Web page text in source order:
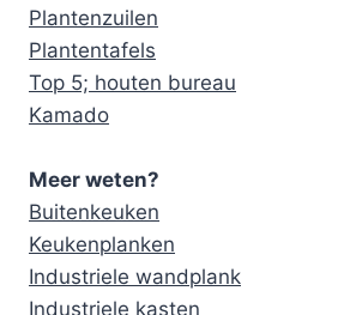
Plantenzuilen
Plantentafels
Top 5; houten bureau
Kamado
Meer weten?
Buitenkeuken
Keukenplanken
Industriele wandplank
Industriele kasten